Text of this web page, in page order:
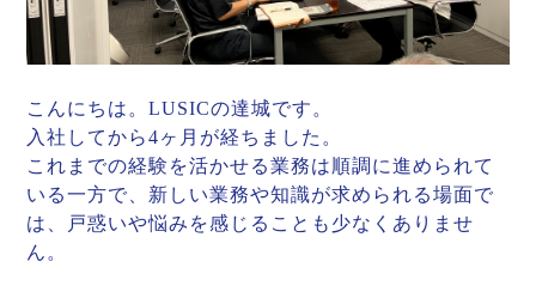
こんにちは。LUSICの達城です。
入社してから4ヶ月が経ちました。
これまでの経験を活かせる業務は順調に進められて
いる一方で、新しい業務や知識が求められる場面で
は、戸惑いや悩みを感じることも少なくありませ
ん。